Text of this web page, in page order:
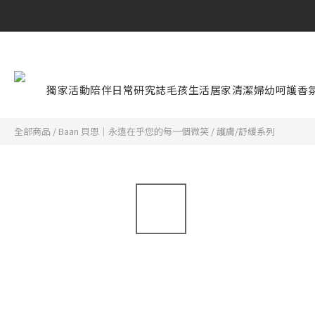
獨家活動陪伴日常研究誌毛孩生活居家清潔婦幼呵護香
全部商品 / Baan 貝恩｜永遠在乎您的每一個微笑 /護膚/舒緩系列